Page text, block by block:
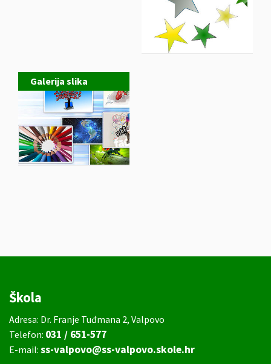
Galerija slika
Škola
Adresa: Dr. Franje Tuđmana 2, Valpovo
Telefon: 031 / 651-577
E-mail: ss-valpovo@ss-valpovo.skole.hr